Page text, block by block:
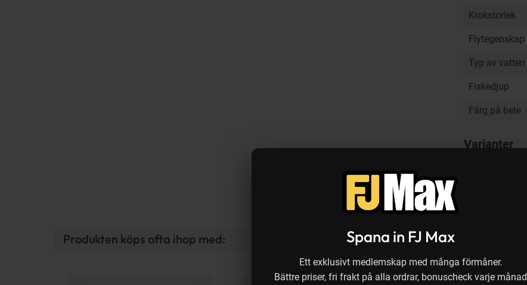
Spana in FJ Max
Ett exklusivt medlemskap med många förmåner.
Bättre priser, fri frakt på alla ordrar, bonuscheck varje månad
Krokstorlek
Flytegenskap
Typ av vatten
Fiskedjup
Färg på bete
Varianter
Produkten köps ofta ihop med: